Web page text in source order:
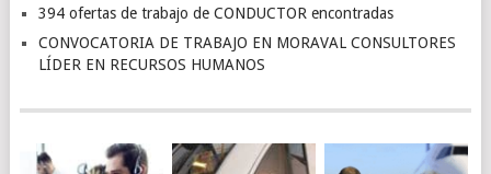
394 ofertas de trabajo de CONDUCTOR encontradas
CONVOCATORIA DE TRABAJO EN MORAVAL CONSULTORES
LÍDER EN RECURSOS HUMANOS